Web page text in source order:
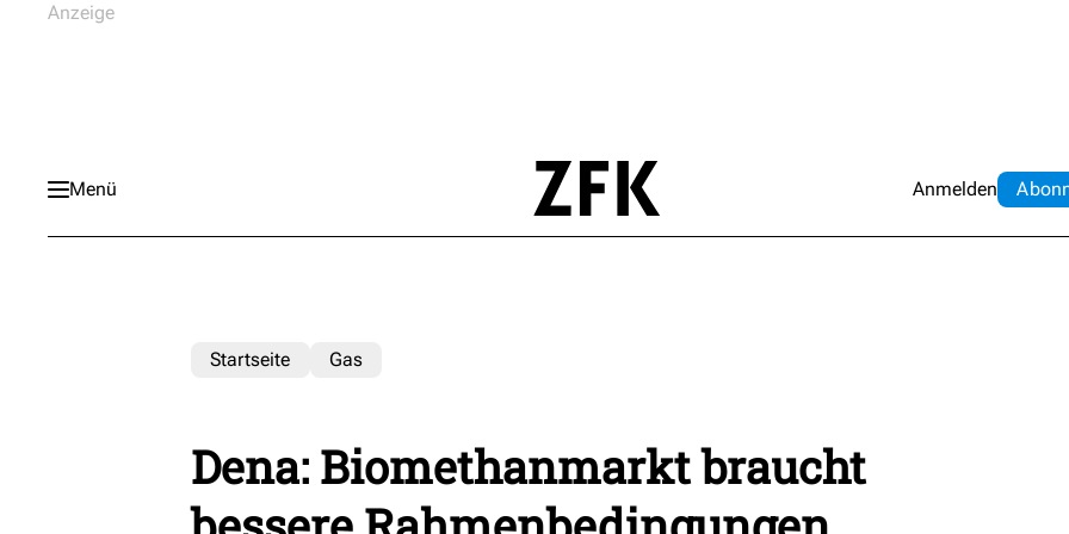
Menü Anmelden Abo
Startseite Gas
Dena: Biomethanmarkt braucht